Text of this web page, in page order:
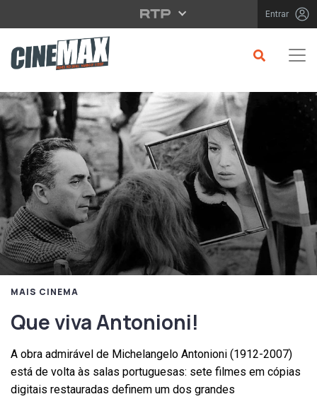
Saltar para o conteúdo principal Entrar
MAIS CINEMA
Que viva Antonioni!
A obra admirável de Michelangelo Antonioni (1912-2007)
está de volta às salas portuguesas: sete filmes em cópias
digitais restauradas definem um dos grandes